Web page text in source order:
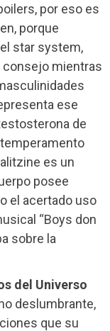
por eso es
porque
star system,
consejo mientras
ese
de
es un
posee
el acertado uso
“Boys don
sobre la
del Universo
deslumbrante,
que su